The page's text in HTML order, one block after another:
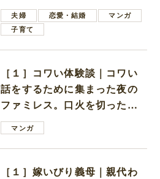
ない男子学生
夫婦 恋愛・結婚
マンガ
子育て
［１］コワい体験談｜コワい
話をするために集まった夜の
ファミレス。口火を切ったの
は電車好きの男の子ママ
マンガ
［１］嫁いびり義母｜親代わ